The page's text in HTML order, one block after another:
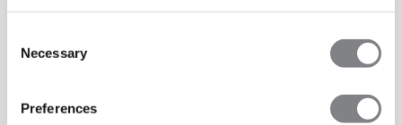
Selection
Necessary
Preferences